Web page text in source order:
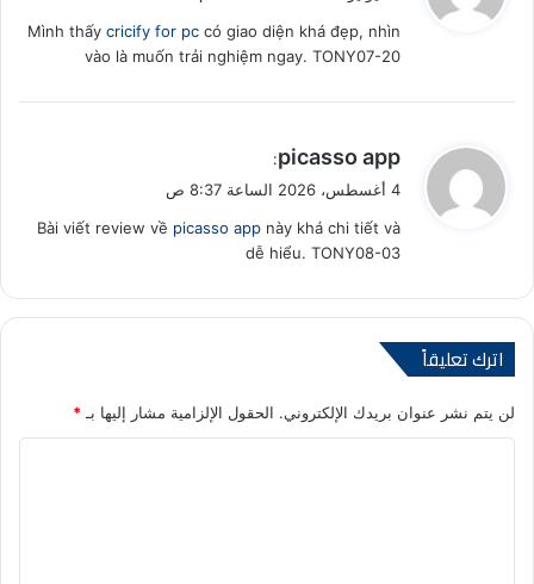
ل
Mình thấy cricify for pc có giao diện khá đẹp, nhìn
vào là muốn trải nghiệm ngay. TONY07-20
ي
ل
picasso app
:
4 أغسطس، 2026 الساعة 8:37 ص
Bài viết review về picasso app này khá chi tiết và
dễ hiểu. TONY08-03
اترك تعليقاً
لن يتم نشر عنوان بريدك الإلكتروني. الحقول الإلزامية مشار إليها بـ *